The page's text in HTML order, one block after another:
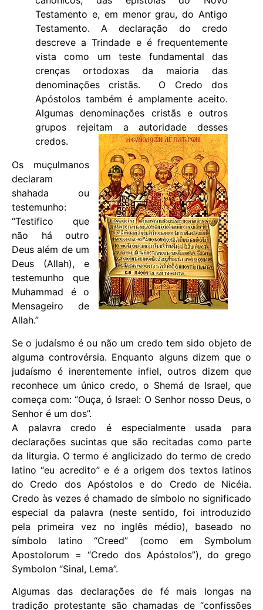
Testamento e, em menor grau, do Antigo
Testamento. A declaração do credo
descreve a Trindade e é frequentemente
vista como um teste fundamental das
crenças ortodoxas da maioria das
denominações cristãs. O Credo dos
Apóstolos também é amplamente aceito.
Algumas denominações cristãs e outros
grupos rejeitam a autoridade desses
credos.
Os muçulmanos
declaram
shahada ou
testemunho:
“Testifico que
não há outro
Deus além de um
Deus (Allah), e
testemunho que
Muhammad é o
Mensageiro de
Allah.”
Se o judaísmo é ou não um credo tem sido objeto de
alguma controvérsia. Enquanto alguns dizem que o
judaísmo é inerentemente infiel, outros dizem que
reconhece um único credo, o Shemá de Israel, que
começa com: “Ouça, ó Israel: O Senhor nosso Deus, o
Senhor é um dos”.
A palavra credo é especialmente usada para
declarações sucintas que são recitadas como parte
da liturgia. O termo é anglicizado do termo de credo
latino “eu acredito” e é a origem dos textos latinos
do Credo dos Apóstolos e do Credo de Nicéia.
Credo às vezes é chamado de símbolo no significado
especial da palavra (neste sentido, foi introduzido
pela primeira vez no inglês médio), baseado no
símbolo latino “Creed” (como em Symbolum
Apostolorum = “Credo dos Apóstolos”), do grego
Symbolon “Sinal, Lema”.
Algumas das declarações de fé mais longas na
tradição protestante são chamadas de “confissões